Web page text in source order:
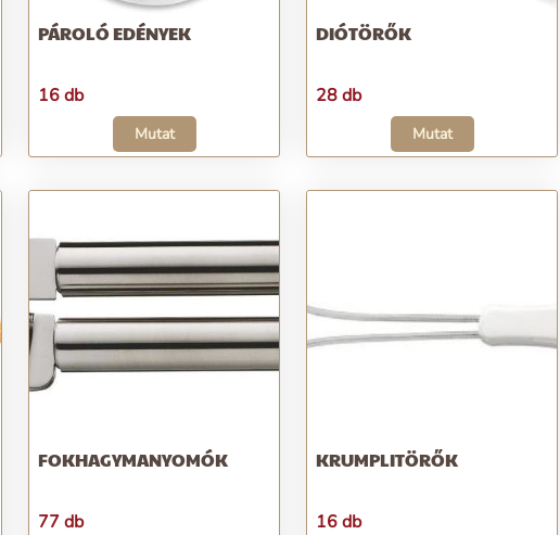
PÁROLÓ EDÉNYEK
16 db
Mutat
DIÓTÖRŐK
28 db
Mutat
FOKHAGYMANYOMÓK
77 db
KRUMPLITÖRŐK
16 db